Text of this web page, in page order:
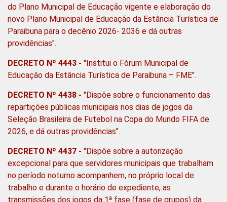
do Plano Municipal de Educação vigente e elaboração do
novo Plano Municipal de Educação da Estância Turística de
Paraibuna para o decênio 2026- 2036 e dá outras
providências".
DECRETO Nº 4443 - "Institui o Fórum Municipal de
Educação da Estância Turística de Paraibuna – FME".
DECRETO Nº 4438 - "Dispõe sobre o funcionamento das
repartições públicas municipais nos dias de jogos da
Seleção Brasileira de Futebol na Copa do Mundo FIFA de
2026, e dá outras providências".
DECRETO Nº 4437 - "Dispõe sobre a autorização
excepcional para que servidores municipais que trabalham
no período noturno acompanhem, no próprio local de
trabalho e durante o horário de expediente, as
transmissões dos jogos da 1ª fase (fase de grupos) da